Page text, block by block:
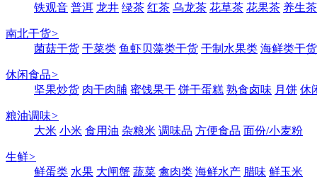
铁观音 普洱 龙井 绿茶 红茶 乌龙茶 花草茶 花果茶 养生茶
南北干货>
菌菇干货 干菜类 鱼虾贝藻类干货 干制水果类 海鲜类干货
休闲食品>
坚果炒货 肉干肉脯 蜜饯果干 饼干蛋糕 熟食卤味 月饼 休
粮油调味>
大米 小米 食用油 杂粮米 调味品 方便食品 面份/小麦粉
生鲜>
鲜蛋类 水果 大闸蟹 蔬菜 禽肉类 海鲜水产 腊味 鲜玉米